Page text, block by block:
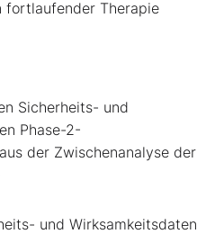
fortlaufender Therapie
Sicherheits- und
Phase-2-
der Zwischenanalyse der
und Wirksamkeitsdaten